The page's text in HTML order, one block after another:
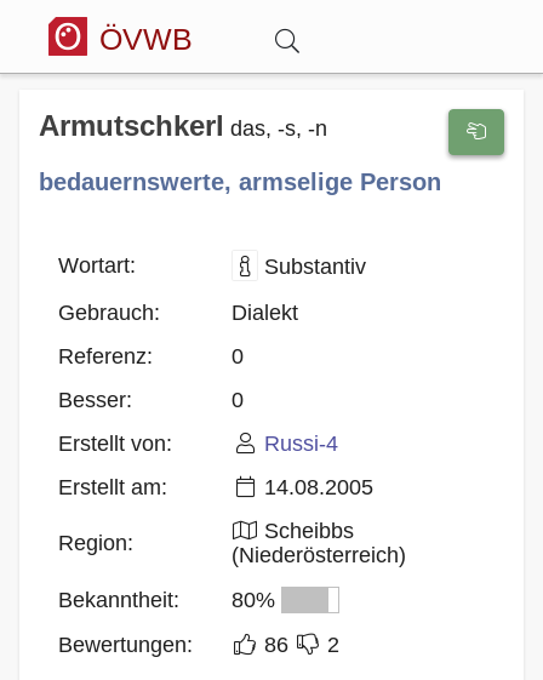
ÖVWB
Anmelden
Wörterbuch
Hitparade
Blog
Armutschkerl das, -s, -n
bedauernswerte, armselige Person
Wortart:
Substantiv
Gebrauch:
Dialekt
Referenz:
0
Besser:
0
Erstellt von:
Russi-4
Erstellt am:
14.08.2005
Region:
Scheibbs
(Niederösterreich)
Bekanntheit:
80%
Bewertungen:
86 2